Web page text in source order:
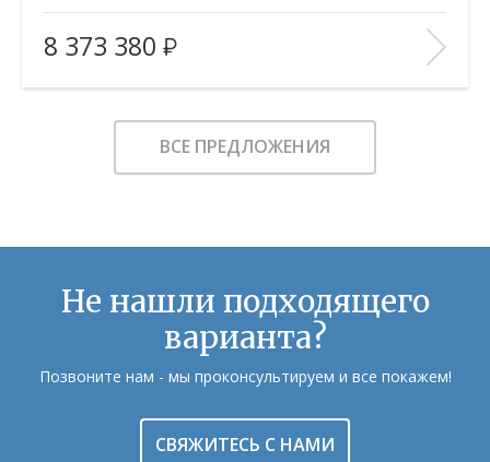
Площадь (общ/жил/кух), м2:
38.41/14.76/10.58
Количество комнат:
1
Этаж:
5/9
В ИЗБРАННОЕ
8 373 380
ВСЕ ПРЕДЛОЖЕНИЯ
Не нашли подходящего
варианта?
Позвоните нам - мы проконсультируем и все покажем!
СВЯЖИТЕСЬ С НАМИ